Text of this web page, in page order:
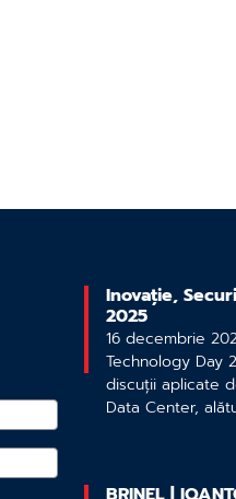
Inovație,
2025
16 decembrie
Technology Day
discuții aplicate
Data Center,